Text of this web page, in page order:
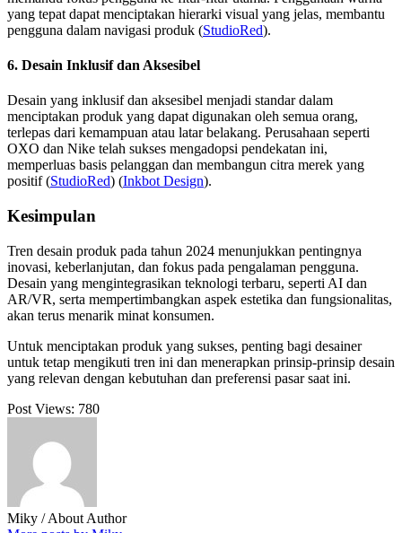
yang tepat dapat menciptakan hierarki visual yang jelas, membantu
pengguna dalam navigasi produk​ (StudioRed)​.
6. Desain Inklusif dan Aksesibel
Desain yang inklusif dan aksesibel menjadi standar dalam
menciptakan produk yang dapat digunakan oleh semua orang,
terlepas dari kemampuan atau latar belakang. Perusahaan seperti
OXO dan Nike telah sukses mengadopsi pendekatan ini,
memperluas basis pelanggan dan membangun citra merek yang
positif​ (StudioRed)​​ (Inkbot Design)​.
Kesimpulan
Tren desain produk pada tahun 2024 menunjukkan pentingnya
inovasi, keberlanjutan, dan fokus pada pengalaman pengguna.
Desain yang mengintegrasikan teknologi terbaru, seperti AI dan
AR/VR, serta mempertimbangkan aspek estetika dan fungsionalitas,
akan terus menarik minat konsumen.
Untuk menciptakan produk yang sukses, penting bagi desainer
untuk tetap mengikuti tren ini dan menerapkan prinsip-prinsip desain
yang relevan dengan kebutuhan dan preferensi pasar saat ini.
Post Views: 780
Miky / About Author